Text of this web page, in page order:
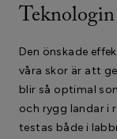
Teknologin
Den önskade
våra skor är att
blir så optimal
och rygg landar i
testas både i